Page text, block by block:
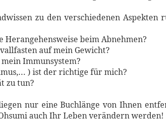
zu den verschiedenen Aspekten
beim Abnehmen?
auf mein Gewicht?
Immunsystem?
) ist der richtige für mich?
zu tun?
nur eine Buchlänge von Ihnen
auch Ihr Leben verändern werden!